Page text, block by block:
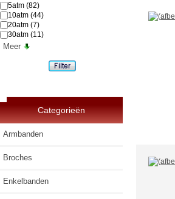
5atm (82)
10atm (44)
20atm (7)
30atm (11)
Meer
Categorieën
Armbanden
Broches
Enkelbanden